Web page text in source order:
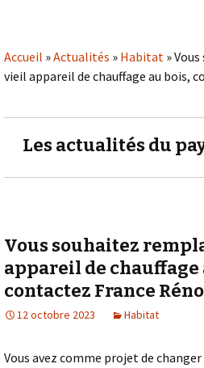
Accueil »Actualités » Habitat »
vieil appareil de chauffage au bois,
Les actualités du
Vous souhaitez
appareil de chauffage
contactez France
12 octobre 2023 Habitat
Vous avez comme projet de